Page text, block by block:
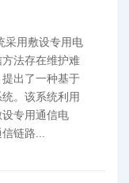
采用敷设专用电
法存在维护难
出了一种基于
。该系统利用
专用通信电
链路...